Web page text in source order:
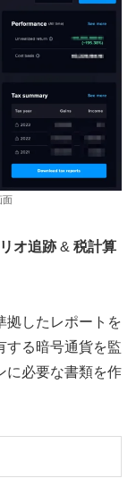
面
オ追跡& 税計算
拠したレポートを
する暗号通貨を監
に必要な書類を作